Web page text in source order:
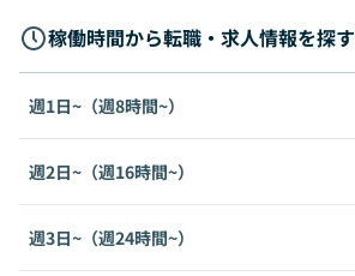
稼働時間から転職・求人情報を探す
週1日~（週8時間~）
週2日~（週16時間~）
週3日~（週24時間~）